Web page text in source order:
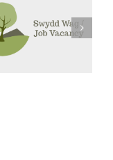
Swyddi
Glanhau /
Cleaning
Vacancies